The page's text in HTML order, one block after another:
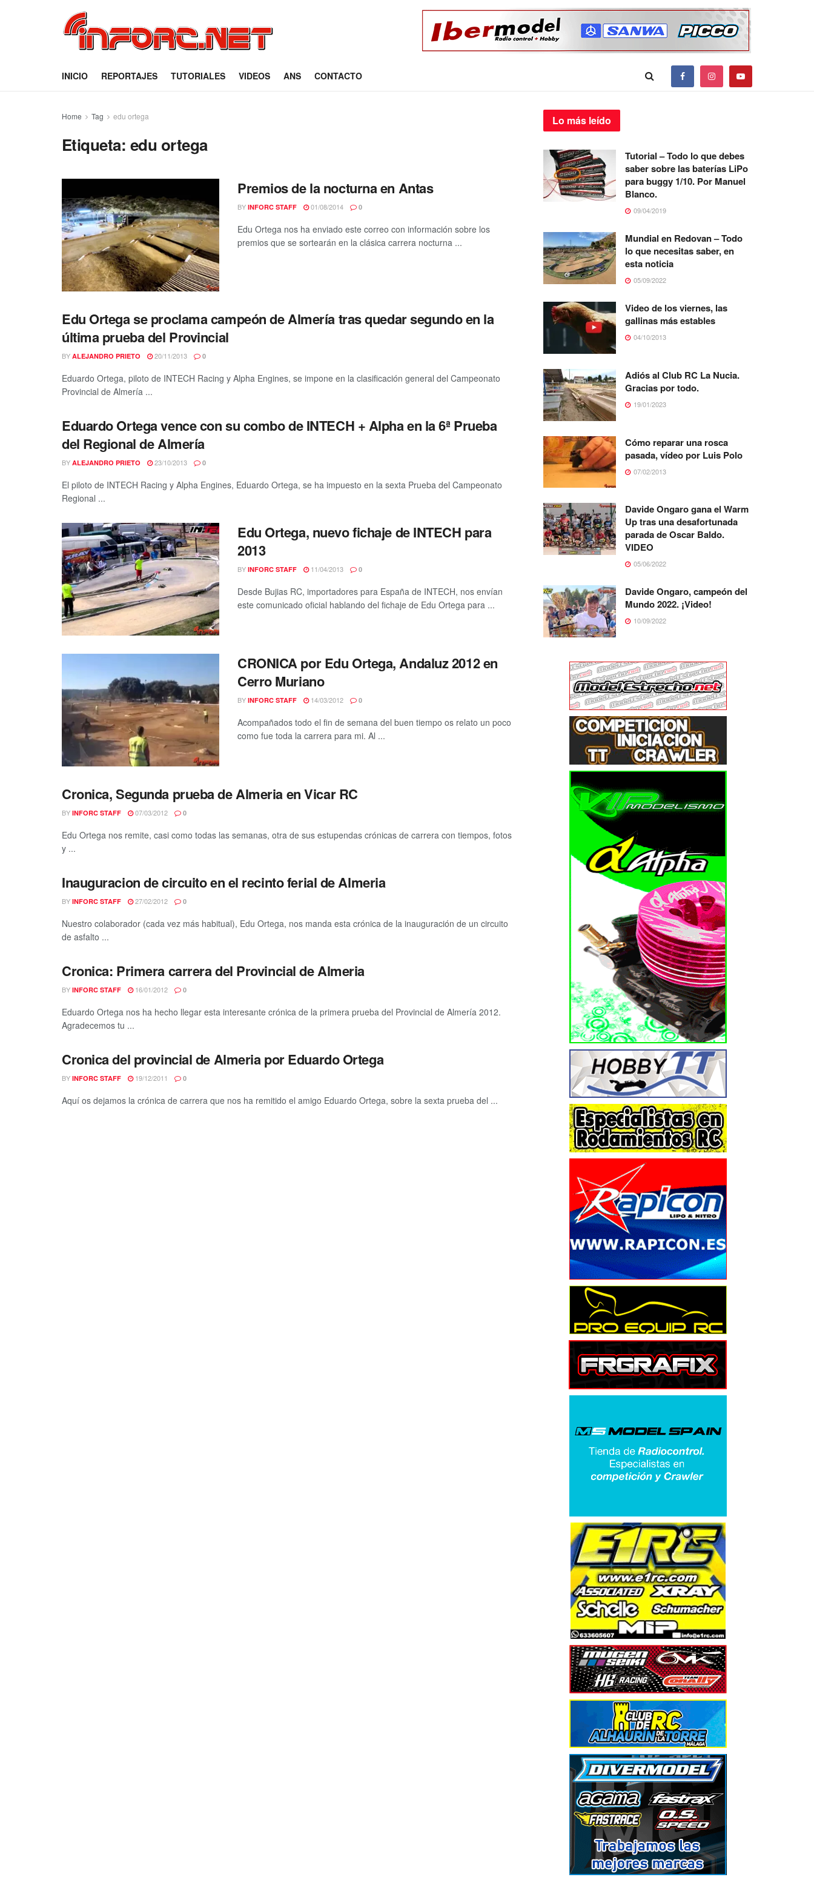
INICIO REPORTAJES TUTORIALES VIDEOS ANS CONTACTO
Home Tag edu ortega
Etiqueta: edu ortega
Premios de la nocturna en Antas
BY INFORC STAFF 01/08/2014 0
Edu Ortega nos ha enviado este correo con información sobre los
premios que se sortearán en la clásica carrera nocturna ...
Edu Ortega se proclama campeón de Almería tras quedar segundo en la
última prueba del Provincial
BY ALEJANDRO PRIETO 20/11/2013 0
Eduardo Ortega, piloto de INTECH Racing y Alpha Engines, se impone en la clasificación general del Campeonato
Provincial de Almería ...
Eduardo Ortega vence con su combo de INTECH + Alpha en la 6ª Prueba
del Regional de Almería
BY ALEJANDRO PRIETO 23/10/2013 0
El piloto de INTECH Racing y Alpha Engines, Eduardo Ortega, se ha impuesto en la sexta Prueba del Campeonato
Regional ...
Edu Ortega, nuevo fichaje de INTECH para
2013
BY INFORC STAFF 11/04/2013 0
Desde Bujias RC, importadores para España de INTECH, nos envían
este comunicado oficial hablando del fichaje de Edu Ortega para ...
CRONICA por Edu Ortega, Andaluz 2012 en
Cerro Muriano
BY INFORC STAFF 14/03/2012 0
Acompañados todo el fin de semana del buen tiempo os relato un poco
como fue toda la carrera para mi. Al ...
Cronica, Segunda prueba de Almeria en Vicar RC
BY INFORC STAFF 07/03/2012 0
Edu Ortega nos remite, casi como todas las semanas, otra de sus estupendas crónicas de carrera con tiempos, fotos
y ...
Inauguracion de circuito en el recinto ferial de Almeria
BY INFORC STAFF 27/02/2012 0
Nuestro colaborador (cada vez más habitual), Edu Ortega, nos manda esta crónica de la inauguración de un circuito
de asfalto ...
Cronica: Primera carrera del Provincial de Almeria
BY INFORC STAFF 16/01/2012 0
Eduardo Ortega nos ha hecho llegar esta interesante crónica de la primera prueba del Provincial de Almería 2012.
Agradecemos tu ...
Cronica del provincial de Almeria por Eduardo Ortega
BY INFORC STAFF 19/12/2011 0
Aquí os dejamos la crónica de carrera que nos ha remitido el amigo Eduardo Ortega, sobre la sexta prueba del ...
Lo más leído
Tutorial – Todo lo que debes
saber sobre las baterías LiPo
para buggy 1/10. Por Manuel
Blanco.
09/04/2019
Mundial en Redovan – Todo
lo que necesitas saber, en
esta noticia
05/09/2022
Video de los viernes, las
gallinas más estables
04/10/2013
Adiós al Club RC La Nucia.
Gracias por todo.
19/01/2023
Cómo reparar una rosca
pasada, vídeo por Luis Polo
07/02/2013
Davide Ongaro gana el Warm
Up tras una desafortunada
parada de Oscar Baldo.
VIDEO
05/06/2022
Davide Ongaro, campeón del
Mundo 2022. ¡Video!
10/09/2022